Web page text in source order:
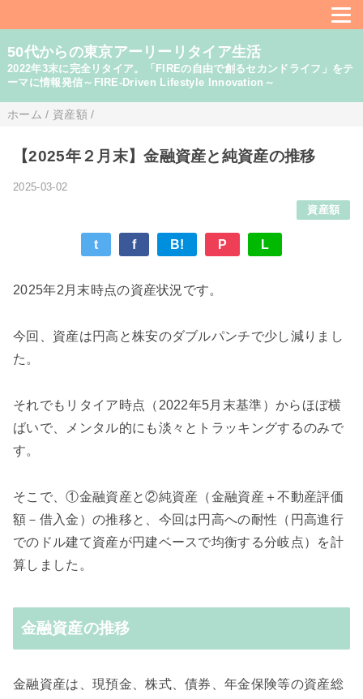
50代からの東京アーリーリタイア生活
2022年3末に完全リタイア。「FIREの自由で創るセカンドライフ」をテ
ーマに情報発信～FIRE-Driven Lifestyle Innovation～
ホーム / 資産額 /
【2025年２月末】金融資産と純資産の推移
2025-03-02
資産額
t f B! P L
2025年2月末時点の資産状況です。
今回、資産は円高と株安のダブルパンチで少し減りまし
た。
それでもリタイア時点（2022年5月末基準）からほぼ横
ばいで、メンタル的にも淡々とトラッキングするのみで
す。
そこで、①金融資産と②純資産（金融資産＋不動産評価
額－借入金）の推移と、今回は円高への耐性（円高進行
でのドル建て資産が円建ベースで均衡する分岐点）を計
算しました。
金融資産の推移
金融資産は、現預金、株式、債券、年金保険等の資産総